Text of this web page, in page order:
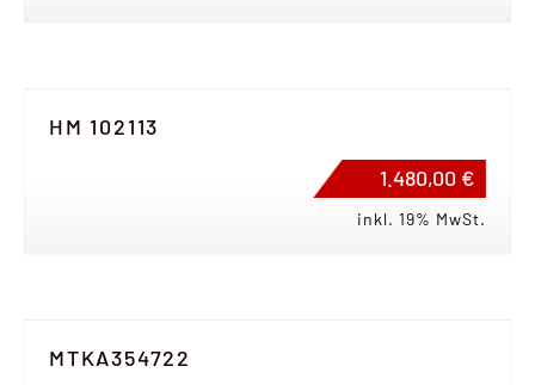
HM 102113
1.480,00 €
inkl. 19% MwSt.
MTKA354722